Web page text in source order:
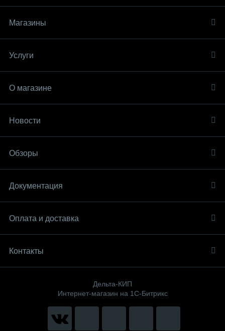
Магазины
Услуги
О магазине
Новости
Обзоры
Документация
Оплата и доставка
Контакты
Дельта-КИП
Интернет-магазин на 1С-Битрикс